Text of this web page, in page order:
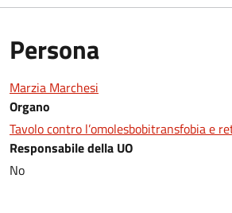
Persona
Marzia Marchesi
Organo
Tavolo contro l’omolesbobitransfobia e
Responsabile della UO
No